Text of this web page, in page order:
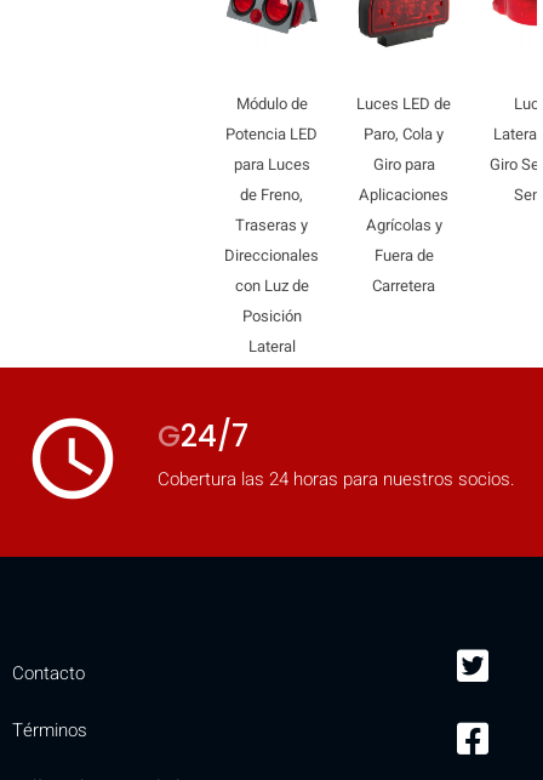
Módulo de
Potencia LED
para Luces
de Freno,
Traseras y
Direccionales
con Luz de
Posición
Lateral
Luces LED de
Paro, Cola y
Giro para
Aplicaciones
Agrícolas y
Fuera de
Carretera
Giro
access_time G24/7
Cobertura las 24 horas para nuestros socios.
Contacto
Términos